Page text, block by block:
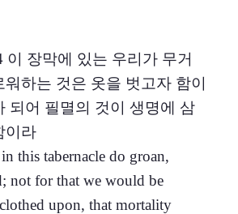
이 장막에 있는 우리가 무거
워하는 것은 옷을 벗고자 함이
되어 필멸의 것이 생명에 삼
이라
this tabernacle do groan,
not for that we would be
upon, that mortality